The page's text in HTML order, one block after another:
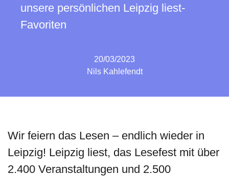
unsere persönlichen Leipzig liest-
Favoriten
20/03/2023
Nils Kahlefendt
Wir feiern das Lesen – endlich wieder in
Leipzig! Leipzig liest, das Lesefest mit über
2.400 Veranstaltungen und 2.500